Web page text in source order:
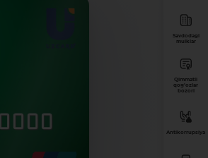
Savdodagi
mulklar
Qimmatli
qog'ozlar
bozori
Antikorrupsiya